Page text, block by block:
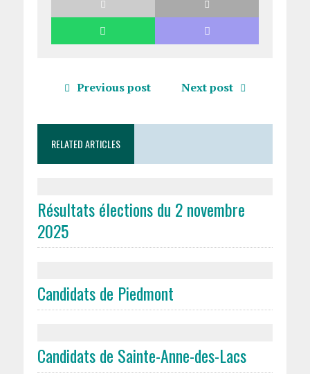
Previous post Next post
RELATED ARTICLES
Résultats élections du 2 novembre
2025
Candidats de Piedmont
Candidats de Sainte-Anne-des-Lacs